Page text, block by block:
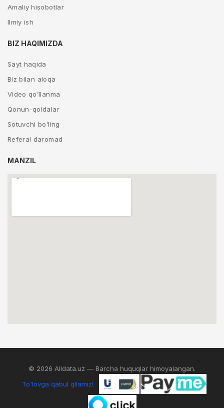
Amaliy hisobotlar
Ilmiy ish
BIZ HAQIMIZDA
Sayt haqida
Biz bilan aloqa
Video qo’llanma
Qonun-qoidalar
Sotuvchi bo’ling
Referal daromad
MANZIL
© 2026 Alldata.uz — Barcha huquqlar himoyalangan.
To'lovga qabul qilamiz!